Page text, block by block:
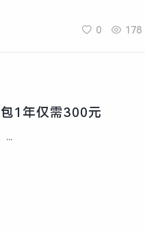
0 178
1年仅需300元
...